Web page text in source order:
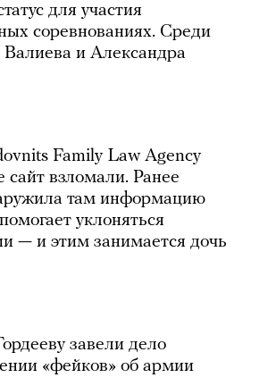
для участия
соревнованиях. Среди
и Александра
Family Law Agency
сайт взломали. Ранее
там информацию
уклоняться
— и этим занимается дочь
завели дело
«фейков» об армии